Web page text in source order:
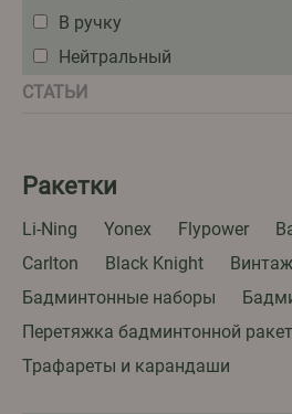
В ручку
Нейтральный
СТАТЬИ
Ракетки
Li-Ning Yonex Flypower
Carlton
Black Knight
Бадминтонные наборы
Перетяжка бадминтонной
Трафареты и карандаши